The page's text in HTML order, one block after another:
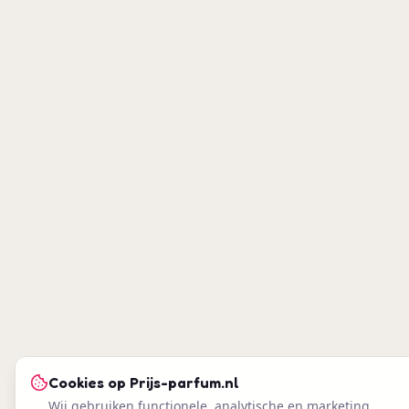
Cookies op Prijs-parfum.nl